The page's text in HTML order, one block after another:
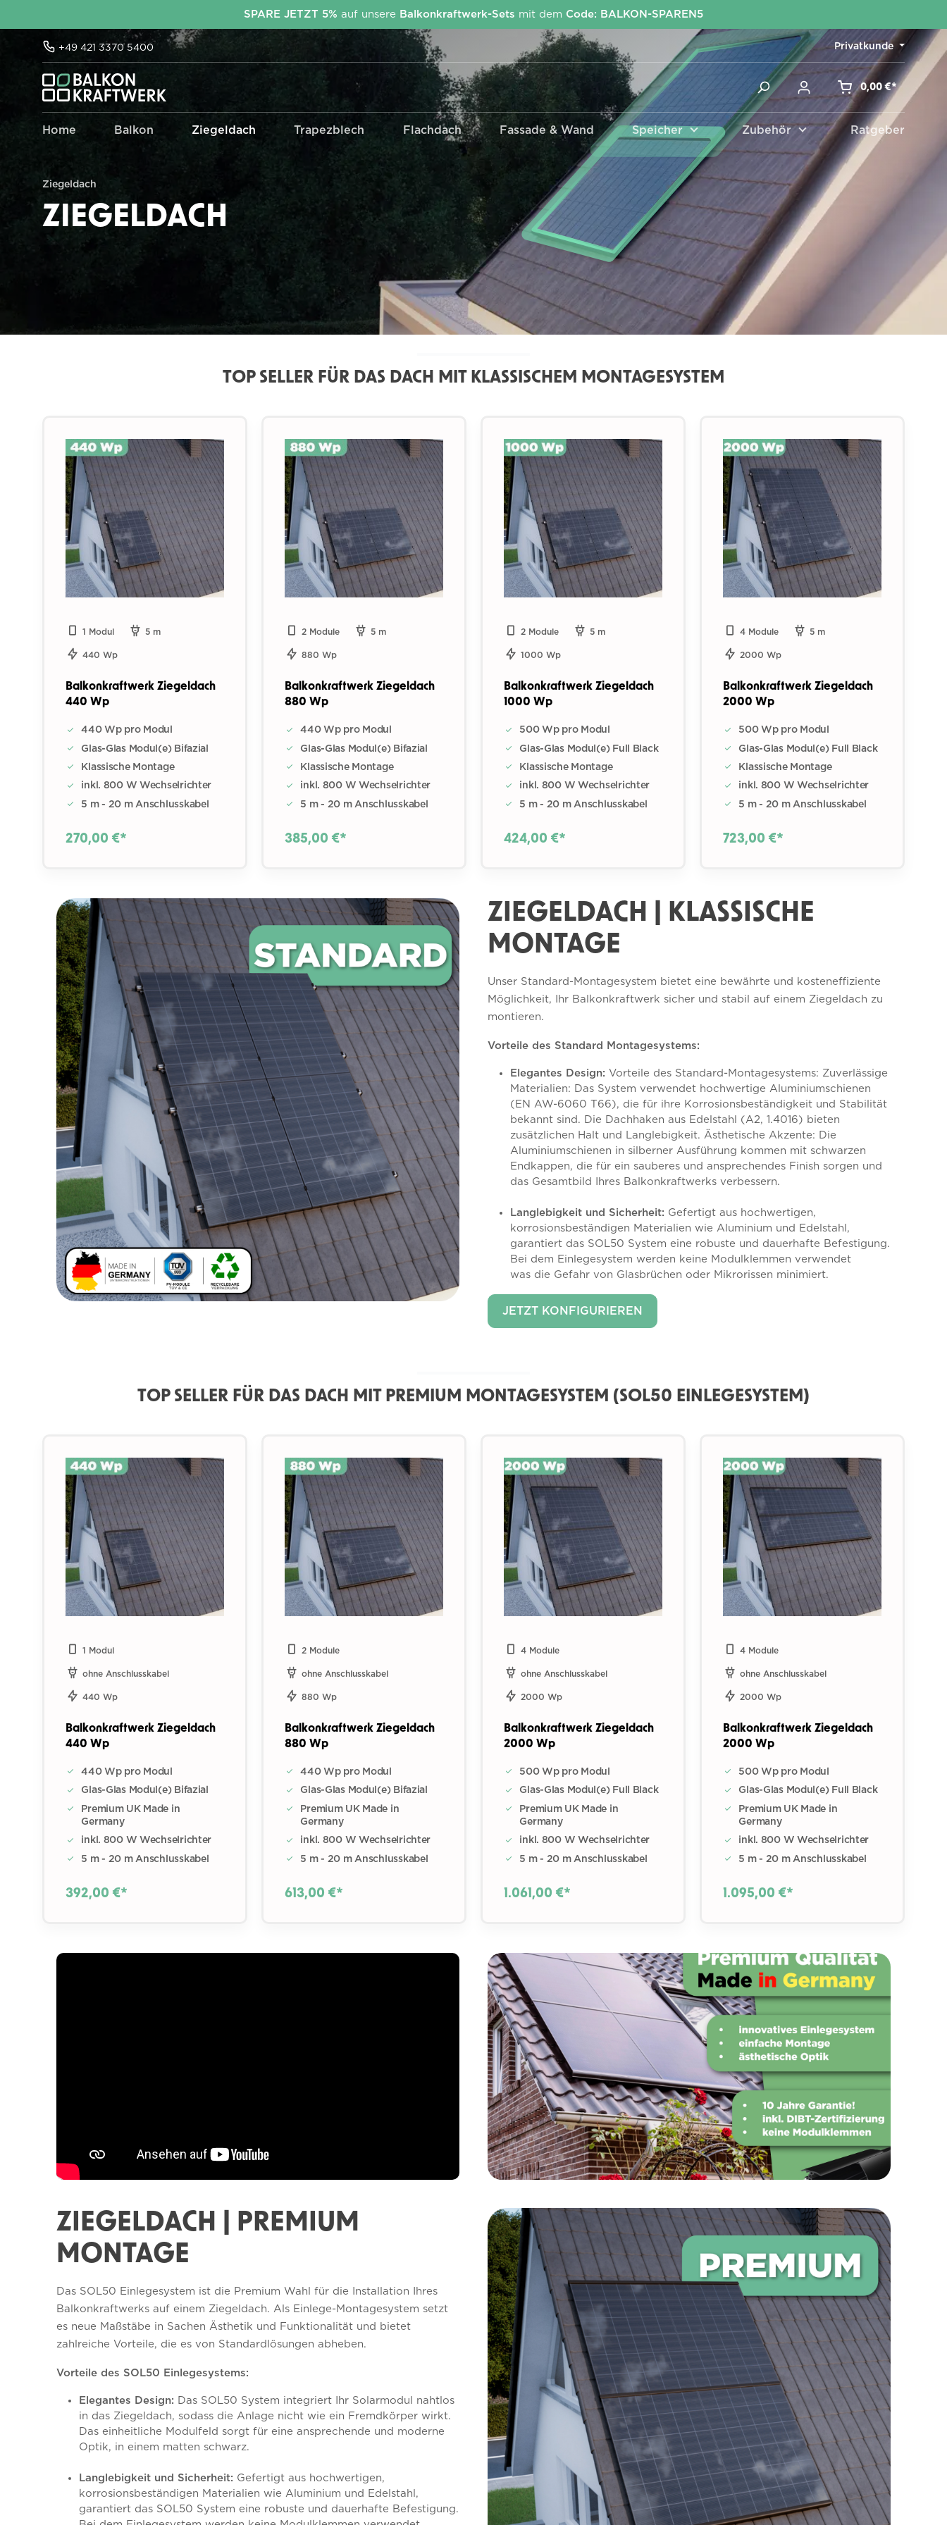
SPARE JETZT 5% auf unsere Balkonkraftwerk-Sets mit dem Code: BALKON-SPAREN5
+49 421 3370 5400 Privatkunde
0,00 €*
Home Balkon Ziegeldach Trapezblech Flachdach Fassade & Wand Speicher Zubehör Ratgeber
SunEnergyXT - PLUS / 500 EcoFlow Stream Zubehör
Verlängerungen
Wechselrichter
APsystems
Deye
Ziegeldach
ZIEGELDACH
TOP SELLER FÜR DAS DACH MIT KLASSISCHEM MONTAGESYSTEM
1 Modul 5 m
440 Wp
Balkonkraftwerk Ziegeldach
440 Wp
440 Wp pro Modul
Glas-Glas Modul(e) Bifazial
Klassische Montage
inkl. 800 W Wechselrichter
5 m - 20 m Anschlusskabel
270,00 €*
2 Module 5 m
880 Wp
Balkonkraftwerk Ziegeldach
880 Wp
440 Wp pro Modul
Glas-Glas Modul(e) Bifazial
Klassische Montage
inkl. 800 W Wechselrichter
5 m - 20 m Anschlusskabel
385,00 €*
2 Module 5 m
1000 Wp
Balkonkraftwerk Ziegeldach
1000 Wp
500 Wp pro Modul
Glas-Glas Modul(e) Full Black
Klassische Montage
inkl. 800 W Wechselrichter
5 m - 20 m Anschlusskabel
424,00 €*
4 Module 5 m
2000 Wp
Balkonkraftwerk Ziegeldach
2000 Wp
500 Wp pro Modul
Glas-Glas Modul(e) Full Black
Klassische Montage
inkl. 800 W Wechselrichter
5 m - 20 m Anschlusskabel
723,00 €*
ZIEGELDACH | KLASSISCHE
MONTAGE
Unser Standard-Montagesystem bietet eine bewährte und kosteneffiziente
Möglichkeit, Ihr Balkonkraftwerk sicher und stabil auf einem Ziegeldach zu
montieren.
Vorteile des Standard Montagesystems:
Elegantes Design: Vorteile des Standard-Montagesystems: Zuverlässige
Materialien: Das System verwendet hochwertige Aluminiumschienen
(EN AW-6060 T66), die für ihre Korrosionsbeständigkeit und Stabilität
bekannt sind. Die Dachhaken aus Edelstahl (A2, 1.4016) bieten
zusätzlichen Halt und Langlebigkeit. Ästhetische Akzente: Die
Aluminiumschienen in silberner Ausführung kommen mit schwarzen
Endkappen, die für ein sauberes und ansprechendes Finish sorgen und
das Gesamtbild Ihres Balkonkraftwerks verbessern.
Langlebigkeit und Sicherheit: Gefertigt aus hochwertigen,
korrosionsbeständigen Materialien wie Aluminium und Edelstahl,
garantiert das SOL50 System eine robuste und dauerhafte Befestigung.
Bei dem Einlegesystem werden keine Modulklemmen verwendet
was die Gefahr von Glasbrüchen oder Mikrorissen minimiert.
JETZT KONFIGURIEREN
TOP SELLER FÜR DAS DACH MIT PREMIUM MONTAGESYSTEM (SOL50 EINLEGESYSTEM)
1 Modul
ohne Anschlusskabel
440 Wp
Balkonkraftwerk Ziegeldach
440 Wp
440 Wp pro Modul
Glas-Glas Modul(e) Bifazial
Premium UK Made in
Germany
inkl. 800 W Wechselrichter
5 m - 20 m Anschlusskabel
392,00 €*
2 Module
ohne Anschlusskabel
880 Wp
Balkonkraftwerk Ziegeldach
880 Wp
440 Wp pro Modul
Glas-Glas Modul(e) Bifazial
Premium UK Made in
Germany
inkl. 800 W Wechselrichter
5 m - 20 m Anschlusskabel
613,00 €*
4 Module
ohne Anschlusskabel
2000 Wp
Balkonkraftwerk Ziegeldach
2000 Wp
500 Wp pro Modul
Glas-Glas Modul(e) Full Black
Premium UK Made in
Germany
inkl. 800 W Wechselrichter
5 m - 20 m Anschlusskabel
1.061,00 €*
4 Module
ohne Anschlusskabel
2000 Wp
Balkonkraftwerk Ziegeldach
2000 Wp
500 Wp pro Modul
Glas-Glas Modul(e) Full Black
Premium UK Made in
Germany
inkl. 800 W Wechselrichter
5 m - 20 m Anschlusskabel
1.095,00 €*
ZIEGELDACH | PREMIUM
MONTAGE
Das SOL50 Einlegesystem ist die Premium Wahl für die Installation Ihres
Balkonkraftwerks auf einem Ziegeldach. Als Einlege-Montagesystem setzt
es neue Maßstäbe in Sachen Ästhetik und Funktionalität und bietet
zahlreiche Vorteile, die es von Standardlösungen abheben.
Vorteile des SOL50 Einlegesystems:
Elegantes Design: Das SOL50 System integriert Ihr Solarmodul nahtlos
in das Ziegeldach, sodass die Anlage nicht wie ein Fremdkörper wirkt.
Das einheitliche Modulfeld sorgt für eine ansprechende und moderne
Optik, in einem matten schwarz.
Langlebigkeit und Sicherheit: Gefertigt aus hochwertigen,
korrosionsbeständigen Materialien wie Aluminium und Edelstahl,
garantiert das SOL50 System eine robuste und dauerhafte Befestigung.